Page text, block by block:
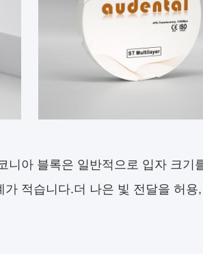
니아 블록은 일반적으로 입자 크기
적습니다.더 나은 빛 전달을 허